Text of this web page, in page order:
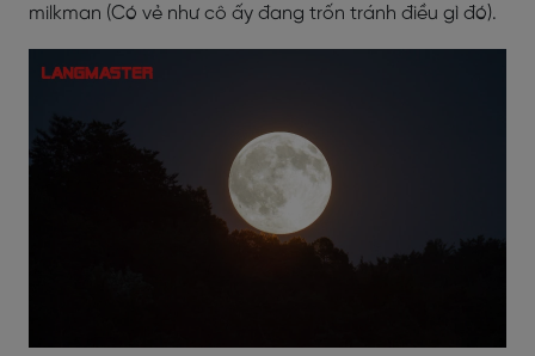
milkman (Có vẻ như cô ấy đang trốn tránh điều gì đó).